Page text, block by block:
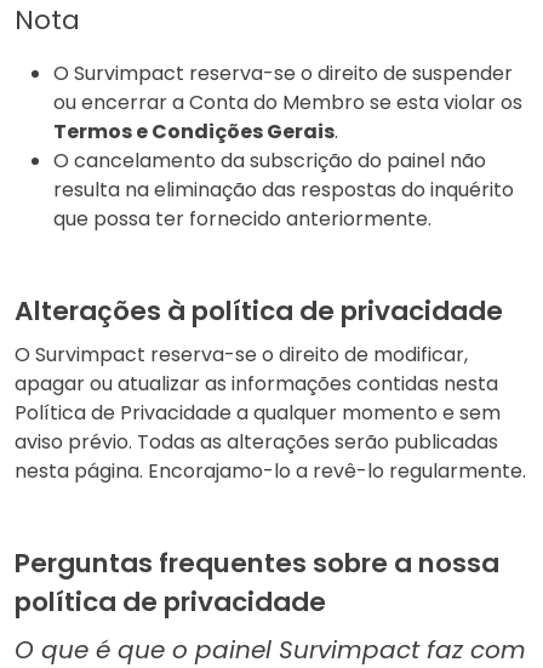
Nota
O Survimpact reserva-se o direito de suspender
ou encerrar a Conta do Membro se esta violar os
Termos e Condições Gerais.
O cancelamento da subscrição do painel não
resulta na eliminação das respostas do inquérito
que possa ter fornecido anteriormente.
Alterações à política de privacidade
O Survimpact reserva-se o direito de modificar,
apagar ou atualizar as informações contidas nesta
Política de Privacidade a qualquer momento e sem
aviso prévio. Todas as alterações serão publicadas
nesta página. Encorajamo-lo a revê-lo regularmente.
Perguntas frequentes sobre a nossa
política de privacidade
O que é que o painel Survimpact faz com